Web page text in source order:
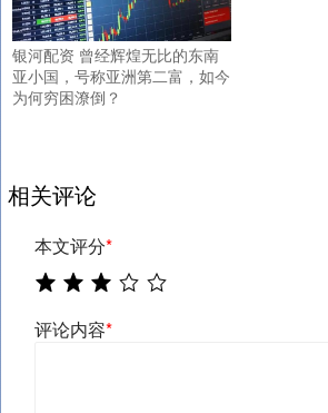
银河配资 曾经辉煌无比的东南
亚小国，号称亚洲第二富，如今
为何穷困潦倒？
相关评论
本文评分*
评论内容*